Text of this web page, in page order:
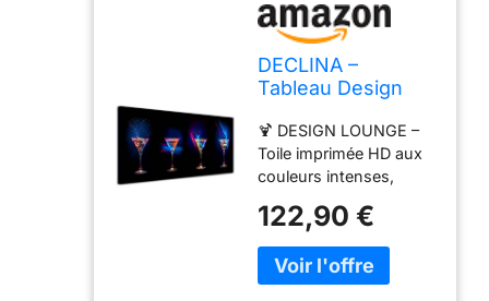
DECLINA –
Tableau Design
Cocktail – Style
Lounge Coloré –
Photo Murale Sur
toile – Fabrication
Française
🍹 DESIGN LOUNGE –
Toile imprimée HD aux
couleurs intenses,
à Cocktail, idéale pour
habiller cuisine
contemporaine, coin
bar ou salle à manger.
122,90 €